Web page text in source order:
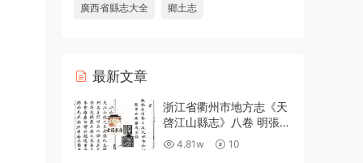
廣西省縣志大全 鄉土志
最新文章
浙江省衢州市地方志《天
啓江山縣志》八卷 明張鳳
翼 徐日葵纂修PDF高清電
子版下載
4.81w 10